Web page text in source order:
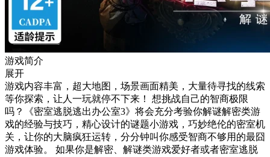
游戏简介
展开
游戏内容丰富，超大地图，场景画面精美，大量待寻找的线索
等你探索，让人一玩就停不下来！ 想挑战自己的智商极限
吗？《密室逃脱逃出办公室3》将会充分考验你解谜解密类游
戏的经验与技巧，精心设计的谜题小游戏，巧妙绝伦的密室机
关，让你的大脑疯狂运转，分分钟叫你感受智商不够用的最囧
游戏体验。 如果你是解密、解谜类游戏爱好者或者密室逃脱